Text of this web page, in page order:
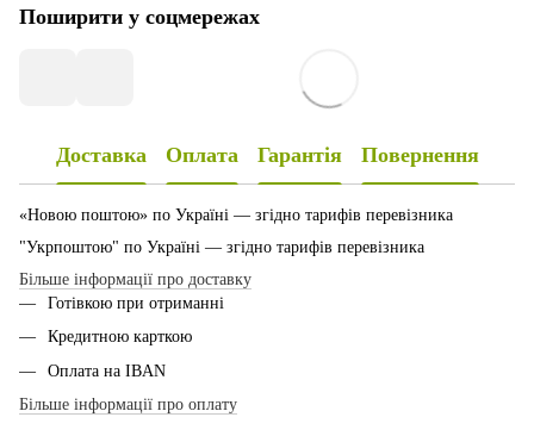
Поширити у соцмережах
Доставка Оплата Гарантія Повернення
«Новою поштою» по Україні — згідно тарифів перевізника
"Укрпоштою" по Україні — згідно тарифів перевізника
Більше інформації про доставку
Готівкою при отриманні
Кредитною карткою
Оплата на IBAN
Більше інформації про оплату